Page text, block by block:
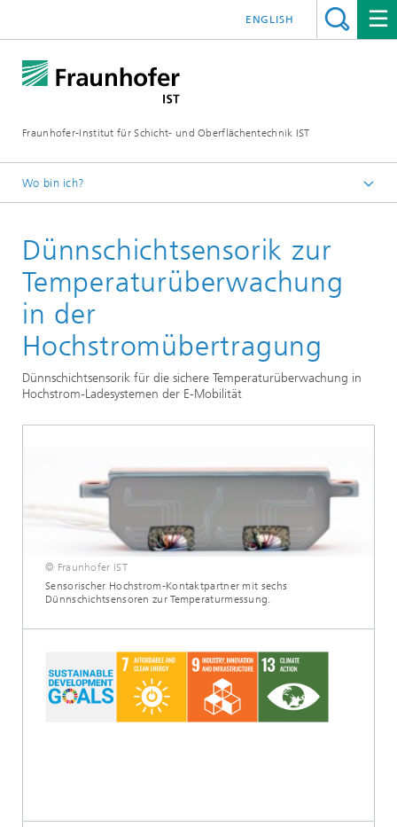
Fraunhofer-Institut für Schicht- und Oberflächentechnik IST
ENGLISH
Wo bin ich?
Referenzprojekte
Dünnschichtsensorik zur
Temperaturüberwachung
in der
Hochstromübertragung
Dünnschichtsensorik für die sichere Temperaturüberwachung in
Hochstrom-Ladesystemen der E-Mobilität
© Fraunhofer IST
Sensorischer Hochstrom-Kontaktpartner mit sechs
Dünnschichtsensoren zur Temperaturmessung.